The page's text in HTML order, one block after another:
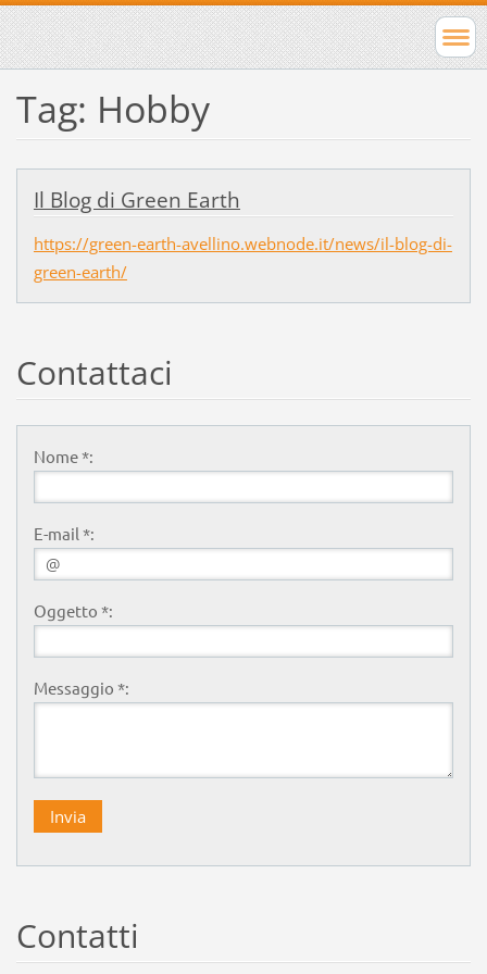
Tag: Hobby
Il Blog di Green Earth
https://green-earth-avellino.webnode.it/news/il-blog-di-
green-earth/
Contattaci
Nome *:
E-mail *:
Oggetto *:
Messaggio *:
Contatti